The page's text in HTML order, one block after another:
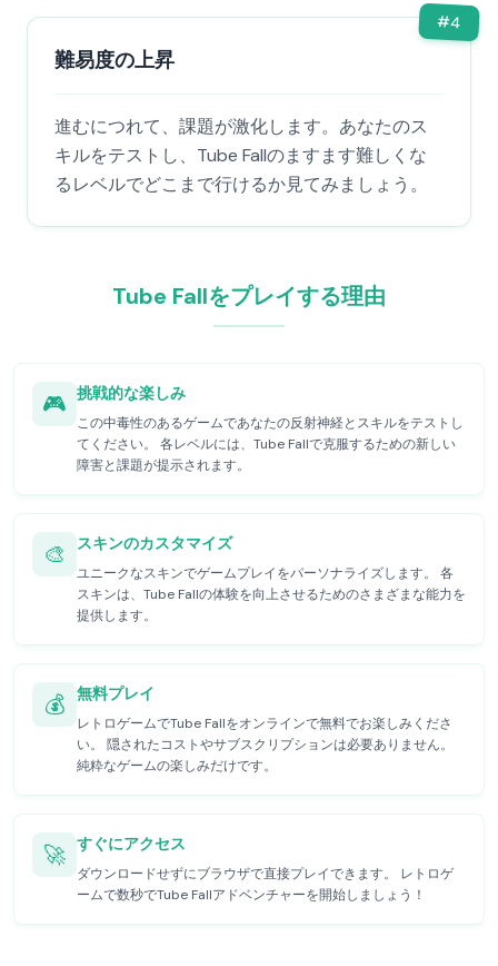
#4
難易度の上昇
進むにつれて、課題が激化します。あなたのス
キルをテストし、Tube Fallのますます難しくな
るレベルでどこまで行けるか見てみましょう。
Tube Fallをプレイする理由
🎮 挑戦的な楽しみ
この中毒性のあるゲームであなたの反射神経とスキルをテストし
てください。 各レベルには、Tube Fallで克服するための新しい
障害と課題が提示されます。
🎨 スキンのカスタマイズ
ユニークなスキンでゲームプレイをパーソナライズします。 各
スキンは、Tube Fallの体験を向上させるためのさまざまな能力を
提供します。
💰 無料プレイ
レトロゲームでTube Fallをオンラインで無料でお楽しみくださ
い。 隠されたコストやサブスクリプションは必要ありません。
純粋なゲームの楽しみだけです。
🚀 すぐにアクセス
ダウンロードせずにブラウザで直接プレイできます。 レトロゲ
ームで数秒でTube Fallアドベンチャーを開始しましょう！